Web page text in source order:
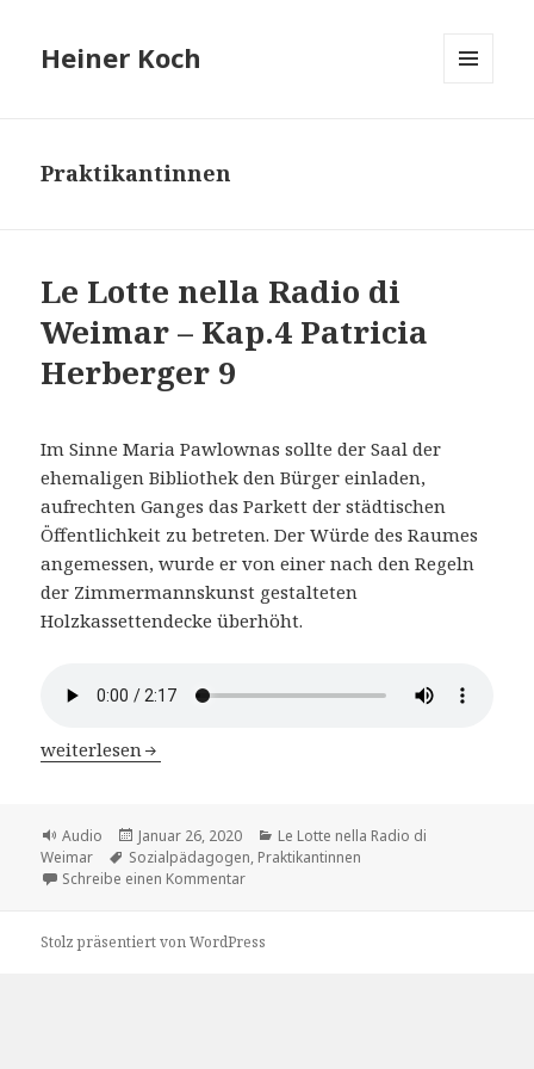
Heiner Koch
Praktikantinnen
Le Lotte nella Radio di
Weimar – Kap.4 Patricia
Herberger 9
Im Sinne Maria Pawlownas sollte der Saal der
ehemaligen Bibliothek den Bürger einladen,
aufrechten Ganges das Parkett der städtischen
Öffentlichkeit zu betreten. Der Würde des Raumes
angemessen, wurde er von einer nach den Regeln
der Zimmermannskunst gestalteten
Holzkassettendecke überhöht.
Le Lotte nella Radio di Weimar – Kap.4 Patricia
weiterlesen
Format
Audio
Veröffentlicht
am
Januar 26, 2020 Kategorien
Le Lotte nella Radio di
Weimar
Schlagwörter
Sozialpädagogen, Praktikantinnen
Schreibe einen Kommentarzu Le Lotte nella Radio di Weimar – Kap.4
Stolz präsentiert von WordPress